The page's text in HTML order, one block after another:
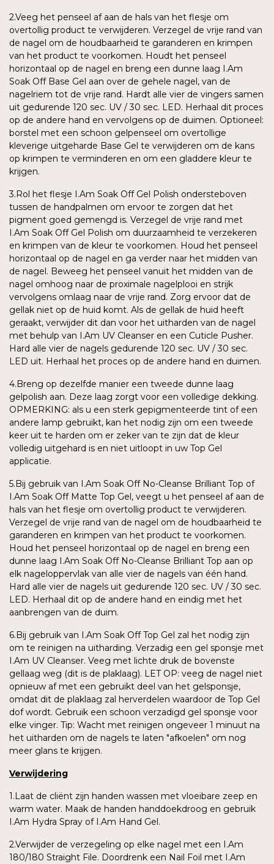
2.Veeg het penseel af aan de hals van het flesje om
overtollig product te verwijderen. Verzegel de vrije rand van
de nagel om de houdbaarheid te garanderen en krimpen
van het product te voorkomen. Houdt het penseel
horizontaal op de nagel en breng een dunne laag I.Am
Soak Off Base Gel aan over de gehele nagel, van de
nagelriem tot de vrije rand. Hardt alle vier de vingers samen
uit gedurende 120 sec. UV / 30 sec. LED. Herhaal dit proces
op de andere hand en vervolgens op de duimen. Optioneel:
borstel met een schoon gelpenseel om overtollige
kleverige uitgeharde Base Gel te verwijderen om de kans
op krimpen te verminderen en om een gladdere kleur te
krijgen.
3.Rol het flesje I.Am Soak Off Gel Polish ondersteboven
tussen de handpalmen om ervoor te zorgen dat het
pigment goed gemengd is. Verzegel de vrije rand met
I.Am Soak Off Gel Polish om duurzaamheid te verzekeren
en krimpen van de kleur te voorkomen. Houd het penseel
horizontaal op de nagel en ga verder naar het midden van
de nagel. Beweeg het penseel vanuit het midden van de
nagel omhoog naar de proximale nagelplooi en strijk
vervolgens omlaag naar de vrije rand. Zorg ervoor dat de
gellak niet op de huid komt. Als de gellak de huid heeft
geraakt, verwijder dit dan voor het uitharden van de nagel
met behulp van I.Am UV Cleanser en een Cuticle Pusher.
Hard alle vier de nagels gedurende 120 sec. UV / 30 sec.
LED uit. Herhaal het proces op de andere hand en duimen.
4.Breng op dezelfde manier een tweede dunne laag
gelpolish aan. Deze laag zorgt voor een volledige dekking.
OPMERKING: als u een sterk gepigmenteerde tint of een
andere lamp gebruikt, kan het nodig zijn om een tweede
keer uit te harden om er zeker van te zijn dat de kleur
volledig uitgehard is en niet uitloopt in uw Top Gel
applicatie.
5.Bij gebruik van I.Am Soak Off No-Cleanse Brilliant Top of
I.Am Soak Off Matte Top Gel, veegt u het penseel af aan de
hals van het flesje om overtollig product te verwijderen.
Verzegel de vrije rand van de nagel om de houdbaarheid te
garanderen en krimpen van het product te voorkomen.
Houd het penseel horizontaal op de nagel en breng een
dunne laag I.Am Soak Off No-Cleanse Brilliant Top aan op
elk nageloppervlak van alle vier de nagels van één hand.
Hard alle vier de nagels uit gedurende 120 sec. UV / 30 sec.
LED. Herhaal dit op de andere hand en eindig met het
aanbrengen van de duim.
6.Bij gebruik van I.Am Soak Off Top Gel zal het nodig zijn
om te reinigen na uitharding. Verzadig een gel sponsje met
I.Am UV Cleanser. Veeg met lichte druk de bovenste
gellaag weg (dit is de plaklaag). LET OP: veeg de nagel niet
opnieuw af met een gebruikt deel van het gelsponsje,
omdat dit de plaklaag zal herverdelen waardoor de Top Gel
dof wordt. Gebruik een schoon verzadigd gel sponsje voor
elke vinger. Tip: Wacht met reinigen ongeveer 1 minuut na
het uitharden om de nagels te laten "afkoelen" om nog
meer glans te krijgen.
Verwijdering
1.Laat de cliënt zijn handen wassen met vloeibare zeep en
warm water. Maak de handen handdoekdroog en gebruik
I.Am Hydra Spray of I.Am Hand Gel.
2.Verwijder de verzegeling op elke nagel met een I.Am
180/180 Straight File. Doordrenk een Nail Foil met I.Am